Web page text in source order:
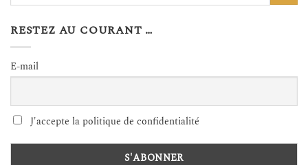
RESTEZ AU COURANT …
E-mail
J'accepte la politique de confidentialité